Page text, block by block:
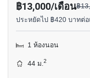
฿13,000/เดือน฿
ประหยัดไป ฿420 บาทต่อ
1 ห้องนอน
44 ม.2